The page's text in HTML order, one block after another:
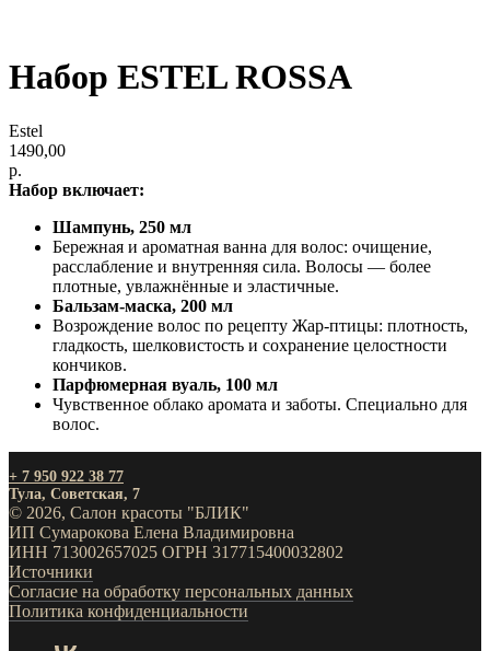
Набор ESTEL ROSSA
Estel
1490,00
р.
Набор включает:
Шампунь, 250 мл
Бережная и ароматная ванна для волос: очищение,
расслабление и внутренняя сила. Волосы — более
плотные, увлажнённые и эластичные.
Бальзам-маска, 200 мл
Возрождение волос по рецепту Жар-птицы: плотность,
гладкость, шелковистость и сохранение целостности
кончиков.
Парфюмерная вуаль, 100 мл
Чувственное облако аромата и заботы. Специально для
волос.
+ 7 950 922 38 77
Тула, Советская, 7
© 2026, Салон красоты "БЛИК"
ИП Сумарокова Елена Владимировна
ИНН 713002657025 ОГРН 317715400032802
Источники
Согласие на обработку персональных данных
Политика конфиденциальности